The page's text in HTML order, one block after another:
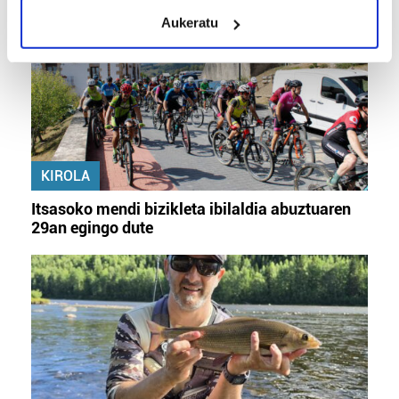
Identify your device by actively scanning it for
specific characteristics (fingerprinting)
Find out more about how your personal data is processed
and set your preferences in thedetails section
Guk eta gure bazkideek zure datu pertsonalak
prozesatzen ditugu, zure IP zenbakia, besteak beste,
teknologia erabiliz, cookieak adibidez, iragarki eta eduki
pertsonalizatuak eskaintzeko, iragarkiak eta edukia
neurtzeko, jendeari buruzko informazioa biltzeko eta
erabiltzen dituen hauta dezakezu.
Bazkide batzuek ez dizute baimenik eskatzen, eta beren
interes komertzial legitimoetan babesten dira. Ikusi gure
bazkideen zerrenda, beren ustez zein helburutarako
duten interes legitimoa eta horren aurka nola egin
dezakezun ikusteko.
Aukeratu
KIROLA
Itsasoko mendi bizikleta ibilaldia abuztuaren
29an egingo dute